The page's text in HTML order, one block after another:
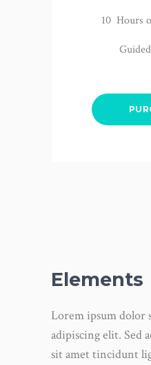
10 Hours
Elements
Lorem ipsum dolor
adipiscing elit. Sed
sit amet tincidunt